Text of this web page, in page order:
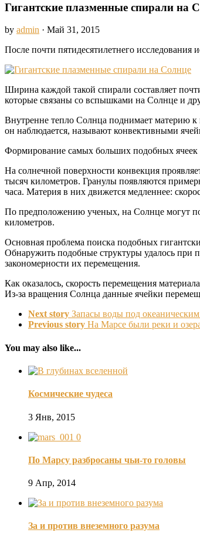
Гигантские плазменные спирали на
by admin · Май 31, 2015
После почти пятидесятилетнего
Ширина каждой такой спирали составляет
которые связаны со вспышками на Солнце и
Внутренне тепло Солнца поднимает материю к
он наблюдается, называют конвективными
Формирование самых больших подобных ячеек
На солнечной поверхности конвекция
тысяч километров. Гранулы появляются
часа. Материя в них движется медленнее:
По предположению ученых, на Солнце могут
километров.
Основная проблема поиска подобных
Обнаружить подобные структуры удалось при
закономерности их перемещения.
Как оказалось, скорость перемещения
Из-за вращения Солнца данные ячейки
Next story Запасы воды под
Previous story На Марсе были реки и
You may also like...
Космические чудеса
3 Янв, 2015
0
По Марсу разбросаны чьи-то головы
9 Апр, 2014
За и против внеземного разума